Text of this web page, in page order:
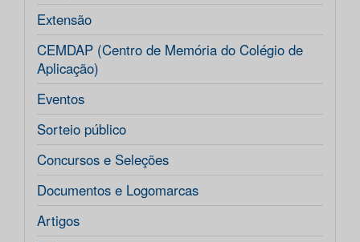
Extensão
CEMDAP (Centro de Memória do Colégio de
Aplicação)
Eventos
Sorteio público
Concursos e Seleções
Documentos e Logomarcas
Artigos